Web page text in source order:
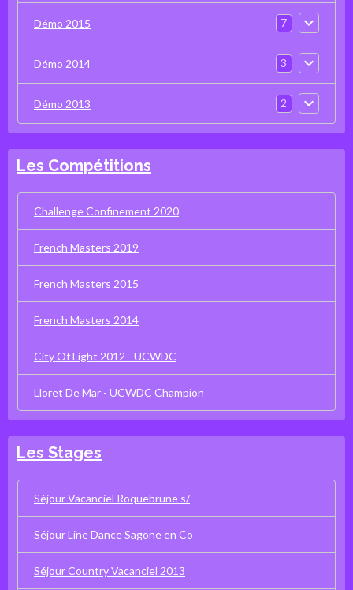
Démo 2015 7
Démo 2014 3
Démo 2013 2
Les Compétitions
Challenge Confinement 2020
French Masters 2019
French Masters 2015
French Masters 2014
City Of Light 2012 - UCWDC
Lloret De Mar - UCWDC Champion
Les Stages
Séjour Vacanciel Roquebrune s/
Séjour Line Dance Sagone en Co
Séjour Country Vacanciel 2013